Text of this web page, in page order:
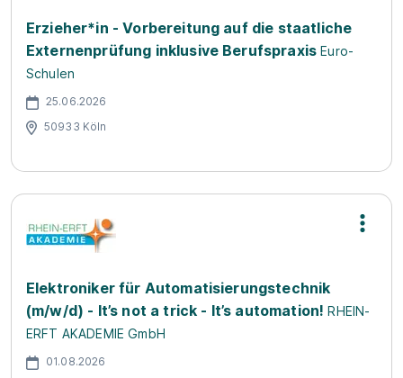
Erzieher*in - Vorbereitung auf die staatliche
Externenprüfung inklusive Berufspraxis Euro-
Schulen
25.06.2026
50933 Köln
Elektroniker für Automatisierungstechnik
(m/w/d) - It’s not a trick - It’s automation! RHEIN-
ERFT AKADEMIE GmbH
01.08.2026